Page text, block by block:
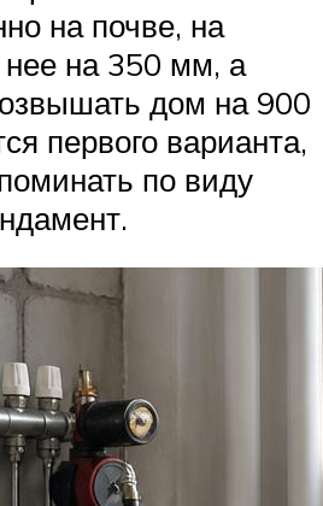
на почве, на
нее на 350 мм, а
дом на 900
первого варианта,
по виду